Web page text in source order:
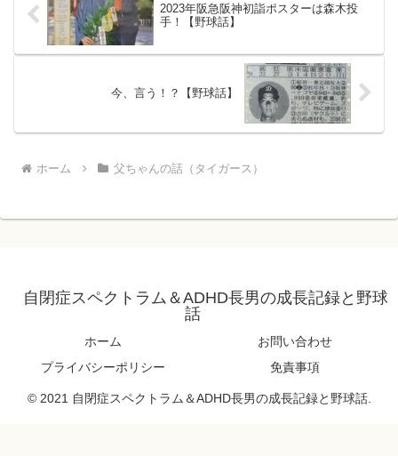
2023年阪急阪神初詣ポスターは森木投
手！【野球話】
今、言う！？【野球話】
ホーム 父ちゃんの話（タイガース）
自閉症スペクトラム＆ADHD長男の成長記録と野球
話
ホーム
お問い合わせ
プライバシーポリシー
免責事項
© 2021 自閉症スペクトラム＆ADHD長男の成長記録と野球話.